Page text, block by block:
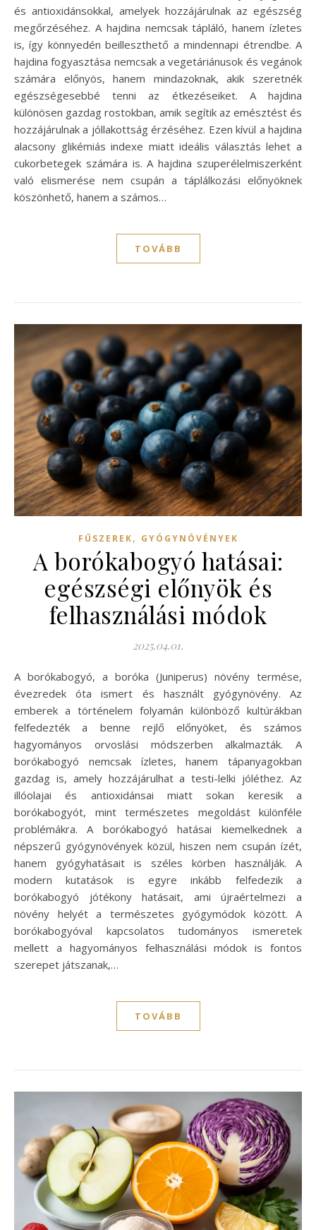
és antioxidánsokkal, amelyek hozzájárulnak az egészség
megőrzéséhez. A hajdina nemcsak tápláló, hanem ízletes
is, így könnyedén beilleszthető a mindennapi étrendbe. A
hajdina fogyasztása nemcsak a vegetáriánusok és vegánok
számára előnyös, hanem mindazoknak, akik szeretnék
egészségesebbé tenni az étkezéseiket. A hajdina
különösen gazdag rostokban, amik segítik az emésztést és
hozzájárulnak a jóllakottság érzéséhez. Ezen kívül a hajdina
alacsony glikémiás indexe miatt ideális választás lehet a
cukorbetegek számára is. A hajdina szuperélelmiszerként
való elismerése nem csupán a táplálkozási előnyöknek
köszönhető, hanem a számos…
TOVÁBB
FŰSZEREK, GYÓGYNÖVÉNYEK
A borókabogyó hatásai:
egészségi előnyök és
felhasználási módok
2025.04.01.
A borókabogyó, a boróka (Juniperus) növény termése,
évezredek óta ismert és használt gyógynövény. Az
emberek a történelem folyamán különböző kultúrákban
felfedezték a benne rejlő előnyöket, és számos
hagyományos orvoslási módszerben alkalmazták. A
borókabogyó nemcsak ízletes, hanem tápanyagokban
gazdag is, amely hozzájárulhat a testi-lelki jóléthez. Az
illóolajai és antioxidánsai miatt sokan keresik a
borókabogyót, mint természetes megoldást különféle
problémákra. A borókabogyó hatásai kiemelkednek a
népszerű gyógynövények közül, hiszen nem csupán ízét,
hanem gyógyhatásait is széles körben használják. A
modern kutatások is egyre inkább felfedezik a
borókabogyó jótékony hatásait, ami újraértelmezi a
növény helyét a természetes gyógymódok között. A
borókabogyóval kapcsolatos tudományos ismeretek
mellett a hagyományos felhasználási módok is fontos
szerepet játszanak,…
TOVÁBB